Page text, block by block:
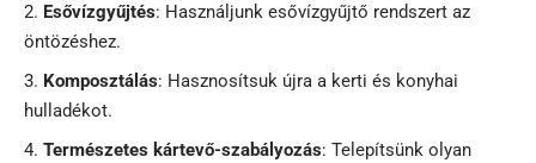
Esővízgyűjtés: Használjunk esővízgyűjtő rendszert az
öntözéshez.
Komposztálás: Hasznosítsuk újra a kerti és konyhai
hulladékot.
Természetes kártevő-szabályozás: Telepítsünk olyan